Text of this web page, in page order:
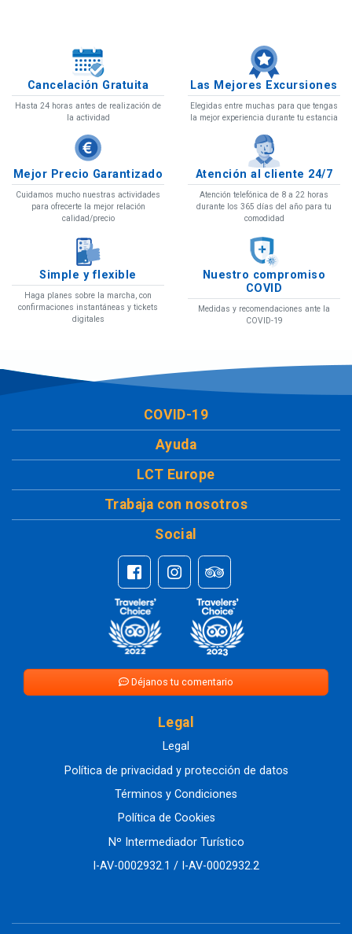
Cancelación Gratuita
Hasta 24 horas antes de realización de
la actividad
Las Mejores Excursiones
Elegidas entre muchas para que tengas
la mejor experiencia durante tu estancia
Mejor Precio Garantizado
Cuidamos mucho nuestras actividades
para ofrecerte la mejor relación
calidad/precio
Atención al cliente 24/7
Atención telefónica de 8 a 22 horas
durante los 365 días del año para tu
comodidad
Simple y flexible
Haga planes sobre la marcha, con
confirmaciones instantáneas y tickets
digitales
Nuestro compromiso
COVID
Medidas y recomendaciones ante la
COVID-19
COVID-19
Ayuda
LCT Europe
Legal
Legal
Política de privacidad y protección de datos
Términos y Condiciones
Política de Cookies
Nº Intermediador Turístico
I-AV-0002932.1 / I-AV-0002932.2
Trabaja con nosotros
Social
Déjanos tu comentario